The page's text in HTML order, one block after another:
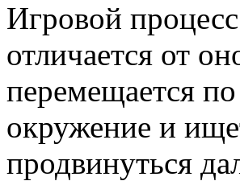
Игровой
отличается от
перемещается
окружение и
продвинуться